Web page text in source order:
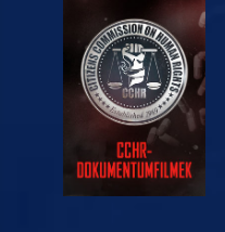
MŰSORNÉZÉS